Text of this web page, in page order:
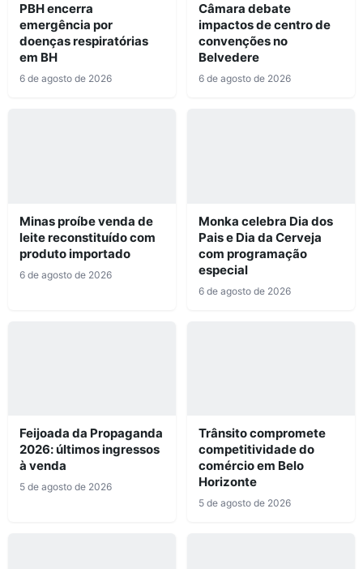
PBH encerra
emergência por
doenças respiratórias
em BH
6 de agosto de 2026
Câmara debate
impactos de centro de
convenções no
Belvedere
6 de agosto de 2026
Minas proíbe venda de
leite reconstituído com
produto importado
6 de agosto de 2026
Monka celebra Dia dos
Pais e Dia da Cerveja
com programação
especial
6 de agosto de 2026
Feijoada da Propaganda
2026: últimos ingressos
à venda
5 de agosto de 2026
Trânsito compromete
competitividade do
comércio em Belo
Horizonte
5 de agosto de 2026